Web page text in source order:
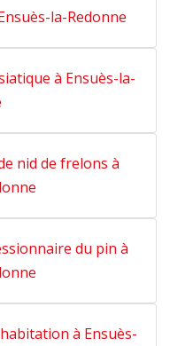
la-Redonne
à Ensuès-la-
nid de frelons à
du pin à
à Ensuès-